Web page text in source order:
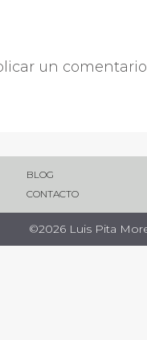
un
BLOG
CONTACTO
©2026 Luis Pita